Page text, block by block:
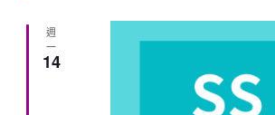
週
一
14